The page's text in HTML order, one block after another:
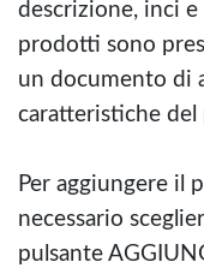
descrizione, inci
prodotti sono
un documento di
caratteristiche
Per aggiungere il
necessario
pulsante